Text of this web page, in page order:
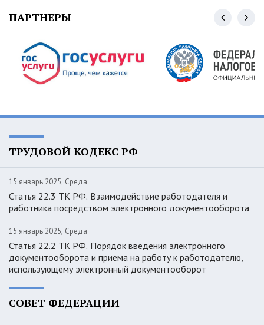
ПАРТНЕРЫ
ТРУДОВОЙ КОДЕКС РФ
15 январь 2025, Среда
Статья 22.3 ТК РФ. Взаимодействие работодателя и
работника посредством электронного документооборота
15 январь 2025, Среда
Статья 22.2 ТК РФ. Порядок введения электронного
документооборота и приема на работу к работодателю,
использующему электронный документооборот
СОВЕТ ФЕДЕРАЦИИ